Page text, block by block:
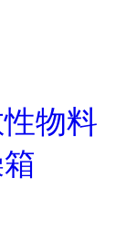
物料